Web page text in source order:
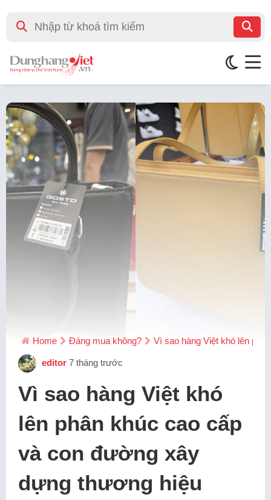
Home Đáng mua không? Vì sao hàng Việt khó lên
editor 7 tháng trước
Vì sao hàng Việt khó
lên phân khúc cao cấp
và con đường xây
dựng thương hiệu